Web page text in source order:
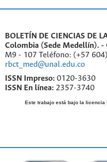
BOLETÍN DE CIENCIAS DE
Colombia (Sede Medellín). -
M9 - 107 Teléfono: (+57
rbct_med@unal.edu.co
ISSN Impreso: 0120-3630
ISSN En línea: 2357-3740
Este trabajo está bajo la licencia